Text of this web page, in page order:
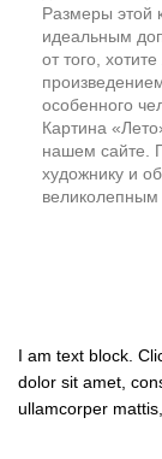
Размеры этой
идеальным
от того,
особенного
Картина
нашем сайте.
художнику и
великолепным
I am text block.
dolor sit amet,
ullamcorper